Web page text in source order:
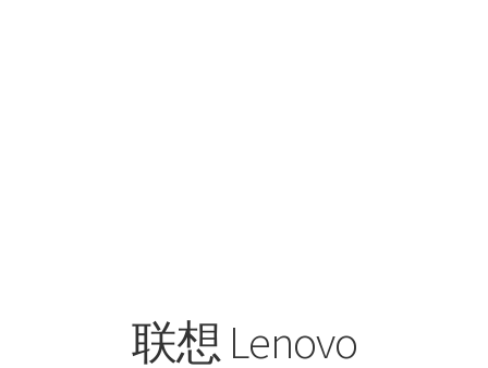
联想 Lenovo